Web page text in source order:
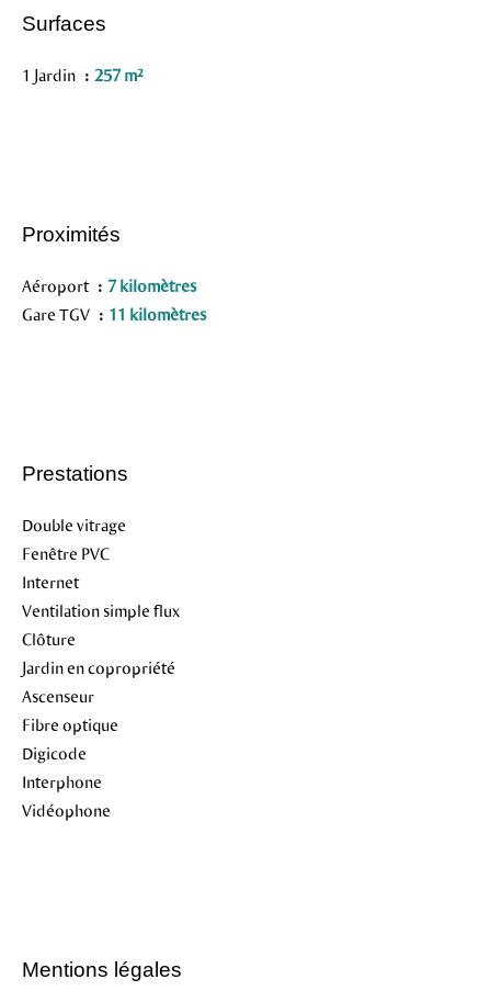
Surfaces
1 Jardin 257 m²
Proximités
Aéroport
7 kilomètres
Gare TGV
11 kilomètres
Prestations
Double vitrage
Fenêtre PVC
Internet
Ventilation simple flux
Clôture
Jardin en copropriété
Ascenseur
Fibre optique
Digicode
Interphone
Vidéophone
Mentions légales